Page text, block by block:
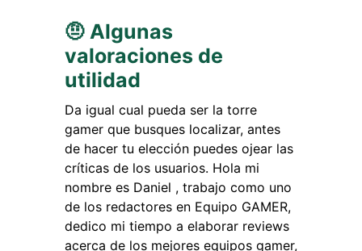
🤨 Algunas
valoraciones de
utilidad
Da igual cual pueda ser la torre
gamer que busques localizar, antes
de hacer tu elección puedes ojear las
críticas de los usuarios. Hola mi
nombre es Daniel , trabajo como uno
de los redactores en Equipo GAMER,
dedico mi tiempo a elaborar reviews
acerca de los mejores equipos gamer,